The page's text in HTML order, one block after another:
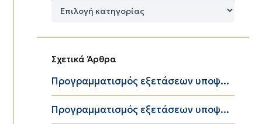
Δημοφιλείς
Σχετικά Άρθρα
Προγραμματισμός εξετάσεων υποψ...
Προγραμματισμός εξετάσεων υποψ...